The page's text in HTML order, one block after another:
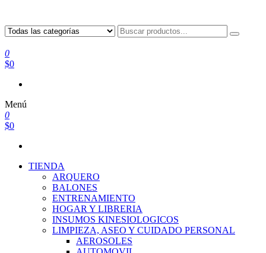
0
$0
Menú
0
$0
TIENDA
ARQUERO
BALONES
ENTRENAMIENTO
HOGAR Y LIBRERIA
INSUMOS KINESIOLOGICOS
LIMPIEZA, ASEO Y CUIDADO PERSONAL
AEROSOLES